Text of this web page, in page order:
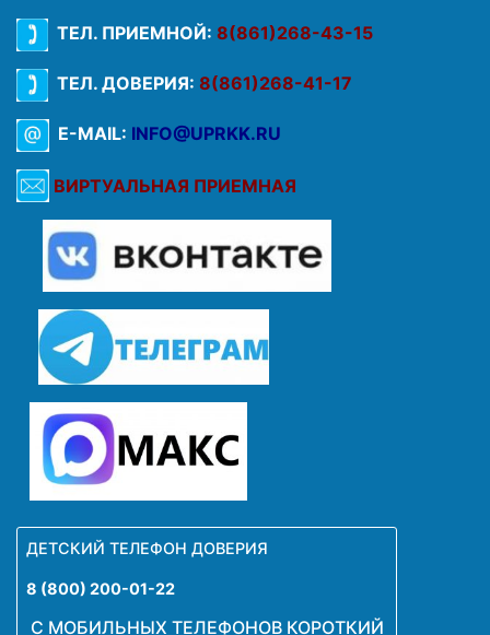
ТЕЛ. ПРИЕМНОЙ: 8(861)268-43-15
ТЕЛ. ДОВЕРИЯ: 8(861)268-41-17
E-MAIL: INFO@UPRKK.RU
ВИРТУАЛЬНАЯ ПРИЕМНАЯ
ДЕТСКИЙ ТЕЛЕФОН ДОВЕРИЯ
8 (800) 200-01-22
С МОБИЛЬНЫХ ТЕЛЕФОНОВ КОРОТКИЙ